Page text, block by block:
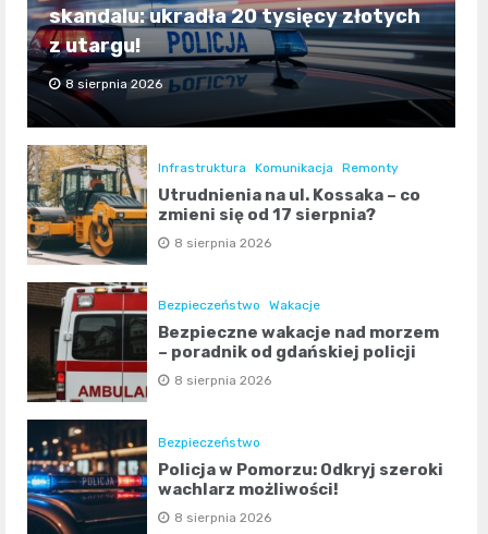
skandalu: ukradła 20 tysięcy złotych
z utargu!
8 sierpnia 2026
Infrastruktura Komunikacja Remonty
Utrudnienia na ul. Kossaka – co
zmieni się od 17 sierpnia?
8 sierpnia 2026
Bezpieczeństwo Wakacje
Bezpieczne wakacje nad morzem
– poradnik od gdańskiej policji
8 sierpnia 2026
Bezpieczeństwo
Policja w Pomorzu: Odkryj szeroki
wachlarz możliwości!
8 sierpnia 2026